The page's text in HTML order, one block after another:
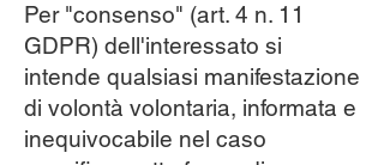
Per "consenso" (art. 4 n. 11
GDPR) dell'interessato si
intende qualsiasi manifestazione
di volontà volontaria, informata e
inequivocabile nel caso